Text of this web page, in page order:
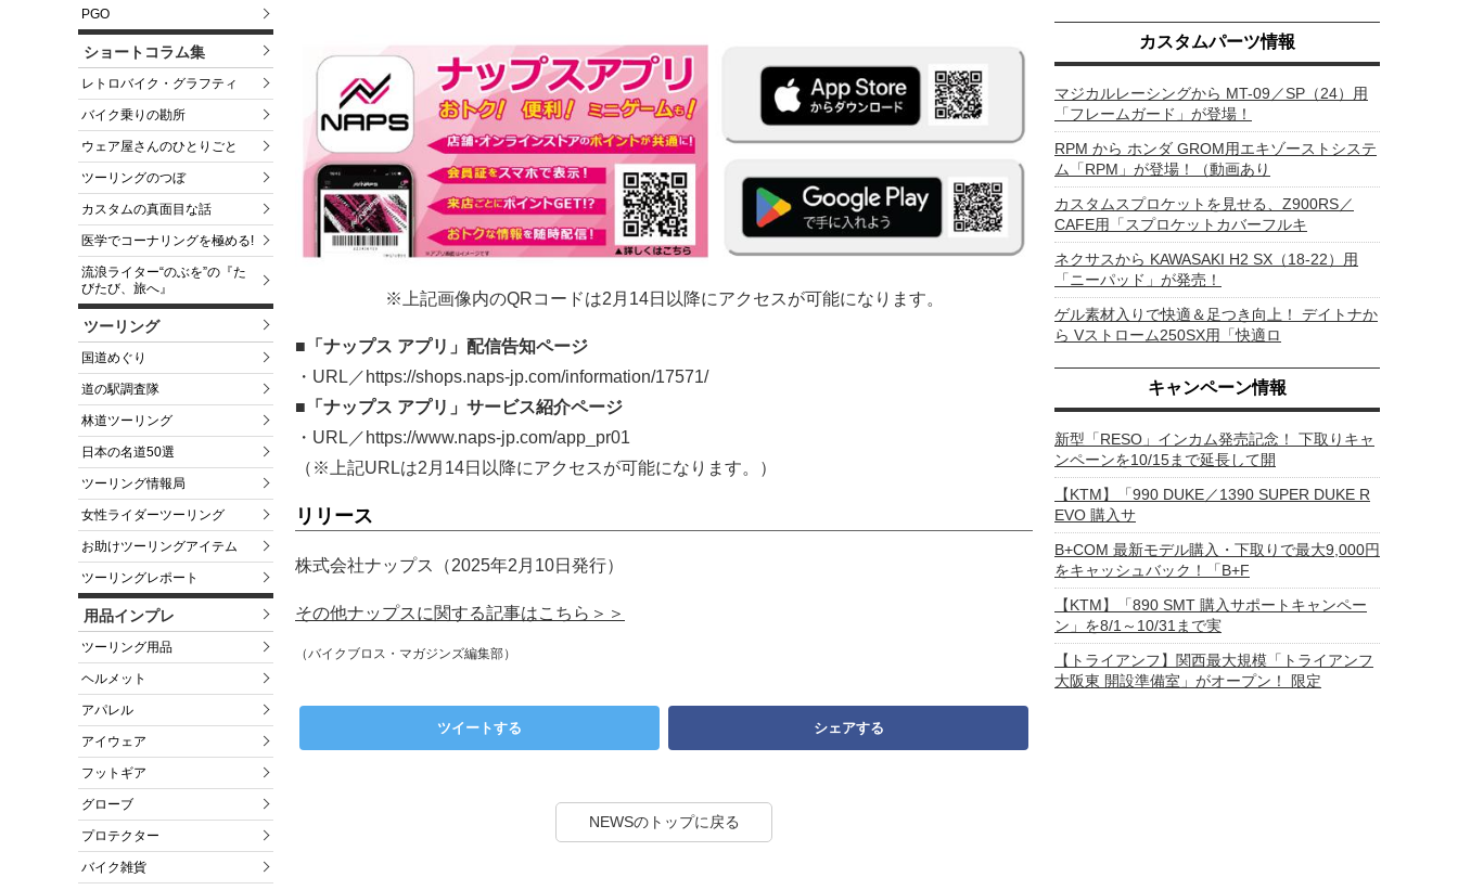
PGO
ショートコラム集
レトロバイク・グラフティ
バイク乗りの勘所
ウェア屋さんのひとりごと
ツーリングのつぼ
カスタムの真面目な話
医学でコーナリングを極める!
流浪ライター“のぶを”の『た
びたび、旅へ』
ツーリング
国道めぐり
道の駅調査隊
林道ツーリング
日本の名道50選
ツーリング情報局
女性ライダーツーリング
お助けツーリングアイテム
ツーリングレポート
用品インプレ
ツーリング用品
ヘルメット
アパレル
アイウェア
フットギア
グローブ
プロテクター
バイク雑貨
※上記画像内のQRコードは2月14日以降にアクセスが可能になります。
■「ナップス アプリ」配信告知ページ
・URL／https://shops.naps-jp.com/information/17571/
■「ナップス アプリ」サービス紹介ページ
・URL／https://www.naps-jp.com/app_pr01
（※上記URLは2月14日以降にアクセスが可能になります。）
リリース
株式会社ナップス（2025年2月10日発行）
その他ナップスに関する記事はこちら＞＞
（バイクブロス・マガジンズ編集部）
ツイートする シェアする
NEWSのトップに戻る
カスタムパーツ情報
マジカルレーシングから MT-09／SP（24）用
「フレームガード」が登場！
RPM から ホンダ GROM用エキゾーストシステ
ム「RPM」が登場！（動画あり
カスタムスプロケットを見せる、Z900RS／
CAFE用「スプロケットカバーフルキ
ネクサスから KAWASAKI H2 SX（18-22）用
「ニーパッド」が発売！
ゲル素材入りで快適＆足つき向上！ デイトナか
ら Vストローム250SX用「快適ロ
キャンペーン情報
新型「RESO」インカム発売記念！ 下取りキャ
ンペーンを10/15まで延長して開
【KTM】「990 DUKE／1390 SUPER DUKE R
EVO 購入サ
B+COM 最新モデル購入・下取りで最大9,000円
をキャッシュバック！「B+F
【KTM】「890 SMT 購入サポートキャンペー
ン」を8/1～10/31まで実
【トライアンフ】関西最大規模「トライアンフ
大阪東 開設準備室」がオープン！ 限定